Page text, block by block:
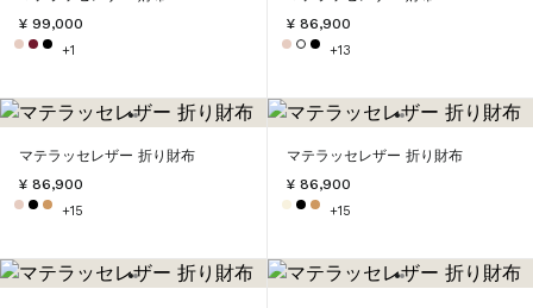
¥ 99,000
+1
¥ 86,900
+13
マテラッセレザー 折り財布
¥ 86,900
+15
マテラッセレザー 折り財布
¥ 86,900
+15